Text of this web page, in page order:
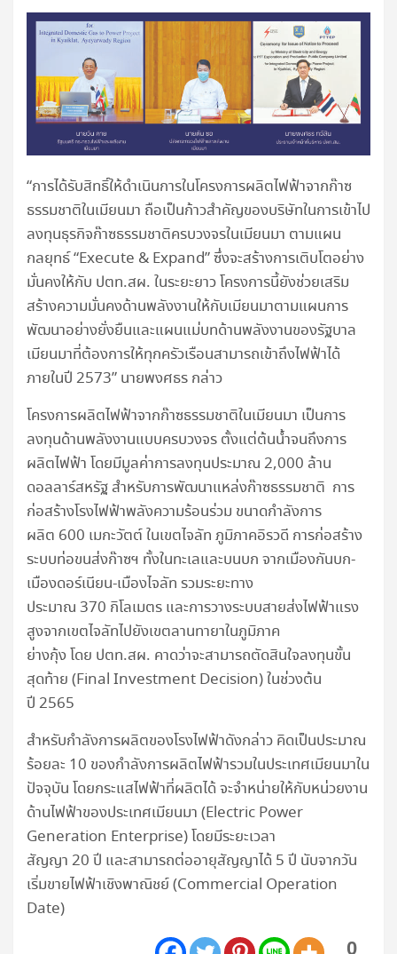
“การได้รับสิทธิ์ให้ดำเนินการในโครงการผลิตไฟฟ้าจากก๊าซ
ธรรมชาติในเมียนมา ถือเป็นก้าวสำคัญของบริษัทในการเข้าไป
ลงทุนธุรกิจก๊าซธรรมชาติครบวงจรในเมียนมา ตามแผน
กลยุทธ์ “Execute & Expand” ซึ่งจะสร้างการเติบโตอย่าง
มั่นคงให้กับ ปตท.สผ. ในระยะยาว โครงการนี้ยังช่วยเสริม
สร้างความมั่นคงด้านพลังงานให้กับเมียนมาตามแผนการ
พัฒนาอย่างยั่งยืนและแผนแม่บทด้านพลังงานของรัฐบาล
เมียนมาที่ต้องการให้ทุกครัวเรือนสามารถเข้าถึงไฟฟ้าได้
ภายในปี 2573” นายพงศธร กล่าว
โครงการผลิตไฟฟ้าจากก๊าซธรรมชาติในเมียนมา เป็นการ
ลงทุนด้านพลังงานแบบครบวงจร ตั้งแต่ต้นน้ำจนถึงการ
ผลิตไฟฟ้า โดยมีมูลค่าการลงทุนประมาณ 2,000 ล้าน
ดอลลาร์สหรัฐ สำหรับการพัฒนาแหล่งก๊าซธรรมชาติ การ
ก่อสร้างโรงไฟฟ้าพลังความร้อนร่วม ขนาดกำลังการ
ผลิต 600 เมกะวัตต์ ในเขตไจลัท ภูมิภาคอิรวดี การก่อสร้าง
ระบบท่อขนส่งก๊าซฯ ทั้งในทะเลและบนบก จากเมืองกันบก-
เมืองดอร์เนียน-เมืองไจลัท รวมระยะทาง
ประมาณ 370 กิโลเมตร และการวางระบบสายส่งไฟฟ้าแรง
สูงจากเขตไจลัทไปยังเขตลานทายาในภูมิภาค
ย่างกุ้ง โดย ปตท.สผ. คาดว่าจะสามารถตัดสินใจลงทุนขั้น
สุดท้าย (Final Investment Decision) ในช่วงต้น
ปี 2565
สำหรับกำลังการผลิตของโรงไฟฟ้าดังกล่าว คิดเป็นประมาณ
ร้อยละ 10 ของกำลังการผลิตไฟฟ้ารวมในประเทศเมียนมาใน
ปัจจุบัน โดยกระแสไฟฟ้าที่ผลิตได้ จะจำหน่ายให้กับหน่วยงาน
ด้านไฟฟ้าของประเทศเมียนมา (Electric Power
Generation Enterprise) โดยมีระยะเวลา
สัญญา 20 ปี และสามารถต่ออายุสัญญาได้ 5 ปี นับจากวัน
เริ่มขายไฟฟ้าเชิงพาณิชย์ (Commercial Operation
Date)
0